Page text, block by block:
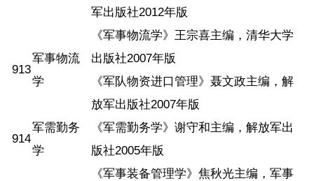
军出版社2012年版
913
军事物流
学
《军事物流学》王宗喜主编，清华大学
出版社2007年版
《军队物资进口管理》聂文政主编，解
放军出版社2007年版
914
军需勤务
学
《军需勤务学》谢守和主编，解放军出
版社2005年版
《军事装备管理学》焦秋光主编，军事